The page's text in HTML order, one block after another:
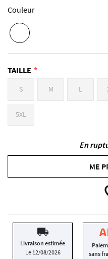
Couleur
TAILLE
S M L
5XL
En
ME
local_shipping
Livraison estimée
Le 12/08/2026
sans